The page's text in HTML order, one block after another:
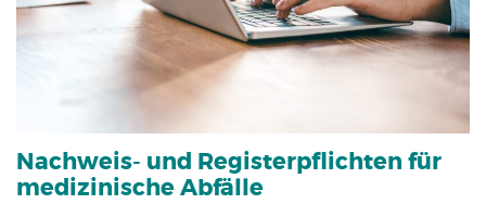
Nachweis- und Registerpflichten für
medizinische Abfälle